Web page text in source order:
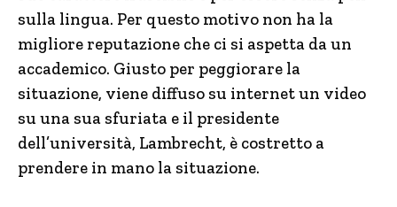
sulla lingua. Per questo motivo non ha la
migliore reputazione che ci si aspetta da un
accademico. Giusto per peggiorare la
situazione, viene diffuso su internet un video
su una sua sfuriata e il presidente
dell’università, Lambrecht, è costretto a
prendere in mano la situazione.